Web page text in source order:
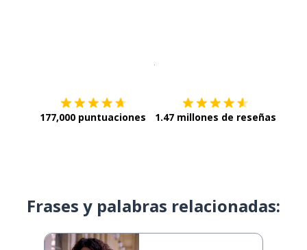
177,000 puntuaciones 1.47 millones de reseñas
Frases y palabras relacionadas: